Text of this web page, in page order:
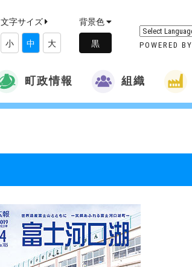
文字サイズ
小 中 大
背景色
POWERED BY
町政情報 組織